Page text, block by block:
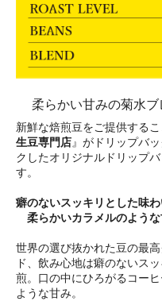
柔らかい甘みの菊水ブ
新鮮な焙煎豆をご提供する
生豆専門店』がドリップバ
クしたオリジナルドリップ
す。
癖のないスッキリとした味
柔らかいカラメルのよう
世界の選び抜かれた豆の最
ド、飲み心地は癖のないス
煎。口の中にひろがるコー
ような甘み。